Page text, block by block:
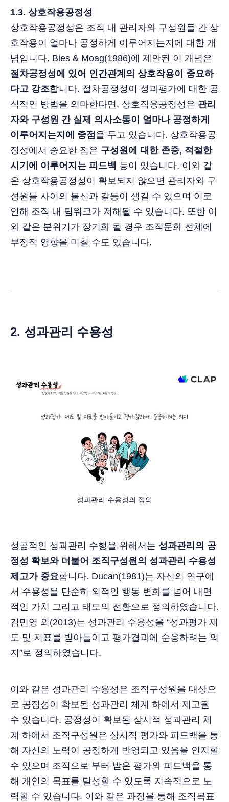
1.3. 상호작용공정성
상호작용공정성은 조직 내 관리자와 구성원들 간 상
호작용이 얼마나 공정하게 이루어지는지에 대한 개
념입니다. Bies & Moag(1986)에 제안된 이 개념은
절차공정성에 있어 인간관계의 상호작용이 중요하
다고 강조합니다. 절차공정성이 성과평가에 대한 공
식적인 방법을 의마한다면, 상호작용공정성은 관리
자와 구성원 간 실제 의사소통이 얼마나 공정하게
이루어지는지에 중점 을 두고 있습니다. 상호작용공
정성에서 중요한 점은 구성원에 대한 존중, 적절한
시기에 이루어지는 피드백 등이 있습니다. 이와 같
은 상호작용공정성이 확보되지 않으면 관리자와 구
성원들 사이의 불신과 갈등이 생길 수 있으며 이로
인해 조직 내 팀워크가 저해될 수 있습니다. 또한 이
와 같은 분위기가 장기화 될 경우 조직문화 전체에
부정적 영향을 미칠 수도 있습니다.
2. 성과관리 수용성
성과관리 수용성의 정의
성공적인 성과관리 수행을 위해서는 성과관리의 공
정성 확보와 더불어 조직구성원의 성과관리 수용성
제고가 중요합니다. Ducan(1981)는 자신의 연구에
서 수용성을 단순히 외적인 행동 변화를 넘어 내면
적인 가치 그리고 태도의 전환으로 정의하였습니다.
김민영 외(2013)는 성과관리 수용성을 “성과평가 제
도 및 지표를 받아들이고 평가결과에 순응하려는 의
지”로 정의하였습니다.
이와 같은 성과관리 수용성은 조직구성원을 대상으
로 공정성이 확보된 성과관리 체계 하에서 제고될
수 있습니다. 공정성이 확보된 상시적 성과관리 체
계 하에서 조직구성원은 상시적 평가와 피드백을 통
해 자신의 노력이 공정하게 반영되고 있음을 인지할
수 있으며 조직으로 부터 받은 평가와 피드백을 통
해 개인의 목표를 달성할 수 있도록 지속적으로 노
력할 수 있습니다. 이와 같은 과정을 통해 조직목표